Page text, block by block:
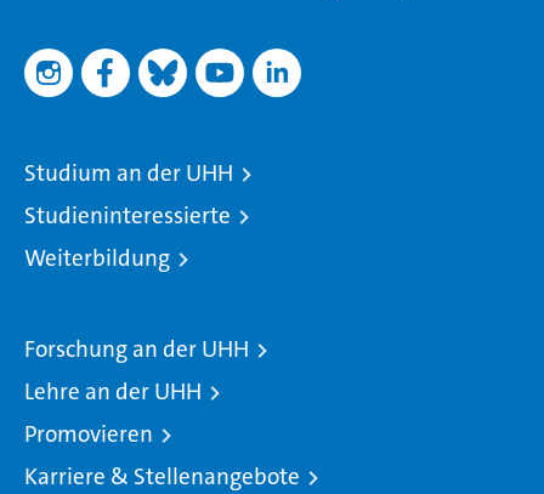
Studium an der UHH
Studieninteressierte
Weiterbildung
Forschung an der UHH
Lehre an der UHH
Promovieren
Karriere & Stellenangebote